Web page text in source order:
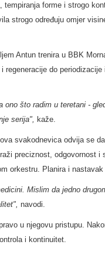
forme i strogo
strogo određuju omjer
Antun trenira u BBK
regeneracije do
ono što radim u teretani -
serija", kaže.
svakodnevica odvija se
preciznost, odgovornost
orkestru. Planira i
Mislim da jedno
navodi.
u njegovu pristupu.
i kontinuitet.